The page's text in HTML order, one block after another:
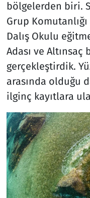
bölgelerden biri.
Grup
Dalış Okulu
Adası ve
gerçekleştirdik.
arasında olduğu
ilginç kayıtlara